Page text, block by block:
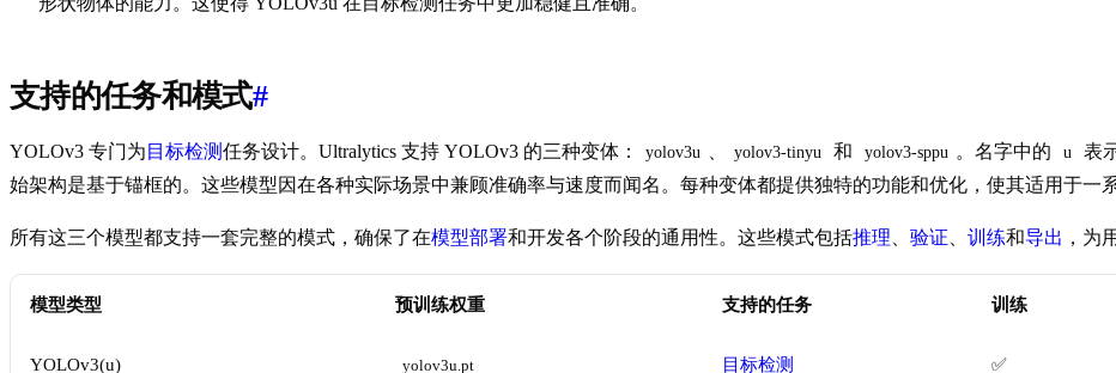
支持的任务和模式#
YOLOv3 专门为 目标检测任务设计。Ultralytics 支持 YOLOv3 的三种变体： yolov3u 、 yolov3-tinyu 和 yolov3-sppu 。名字中的 u
表
始架构是基于锚框的。这些模型因在各种实际场景中兼顾准确率与速度而闻名。每种变体都提供独特的功能和优化，使其适用于一
所有这三个模型都支持一套完整的模式，确保了在模型部署和开发各个阶段的通用性。这些模式包括推理、 验证、 训练和导出 ，为
模型类型 预训练权重 支持的任务 训练
YOLOv3(u) yolov3u.pt 目标检测 ✅